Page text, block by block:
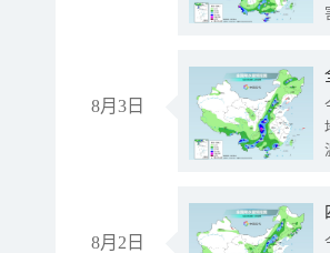
8月3日
8月2日